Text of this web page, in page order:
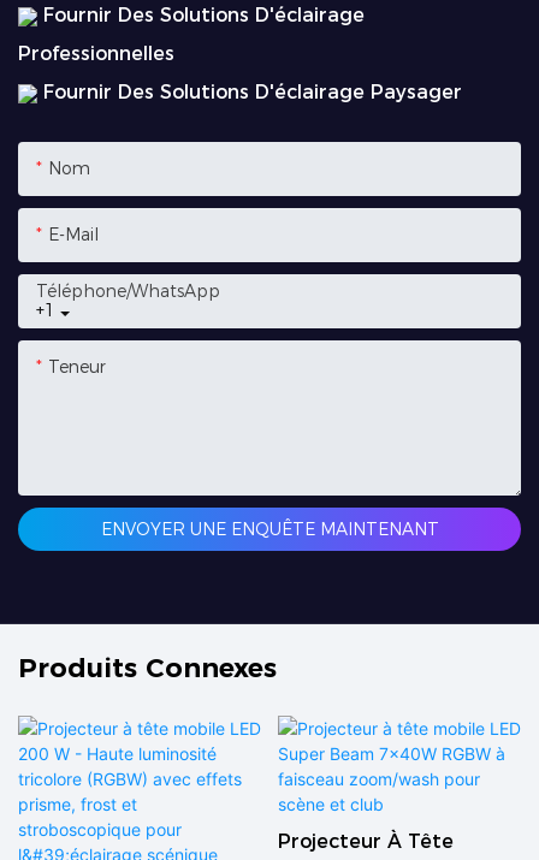
Fournir Des Solutions D'éclairage
Professionnelles
Fournir Des Solutions D'éclairage Paysager
Nom
E-Mail
+1
Téléphone/WhatsApp
Teneur
ENVOYER UNE ENQUÊTE MAINTENANT
Produits Connexes
Projecteur À Tête